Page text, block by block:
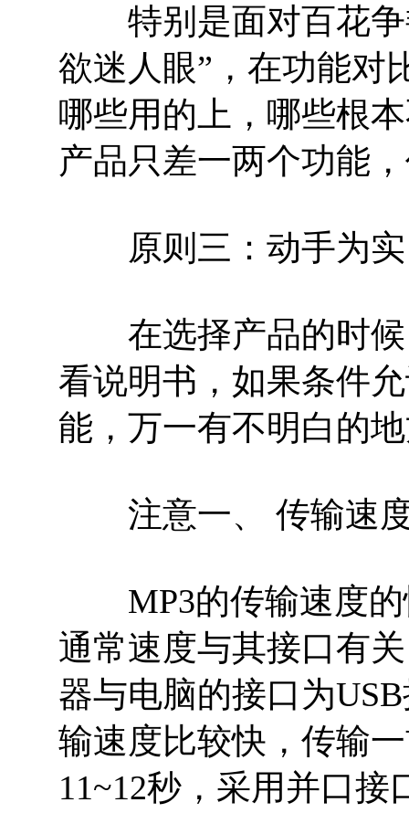
特别是面对百花争
欲迷人眼”，在功能对
哪些用的上，哪些根
产品只差一两个功能
原则三：动手为实
在选择产品的时候
看说明书，如果条件
能，万一有不明白的
注意一、 传输速
MP3的传输速度的
通常速度与其接口有
器与电脑的接口为
输速度比较快，传输
11~12秒，采用并口